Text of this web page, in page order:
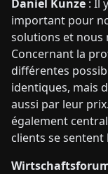
Daniel Kunze : Il
important pour
solutions et nous
Concernant la
différentes
identiques, mais
aussi par leur
également
clients se